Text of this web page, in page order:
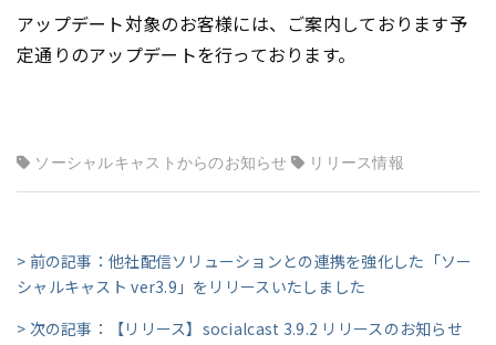
アップデート対象のお客様には、ご案内しております予
定通りのアップデートを行っております。
ソーシャルキャストからのお知らせ リリース情報
> 前の記事：他社配信ソリューションとの連携を強化した「ソー
シャルキャスト ver3.9」をリリースいたしました
> 次の記事：【リリース】socialcast 3.9.2 リリースのお知らせ